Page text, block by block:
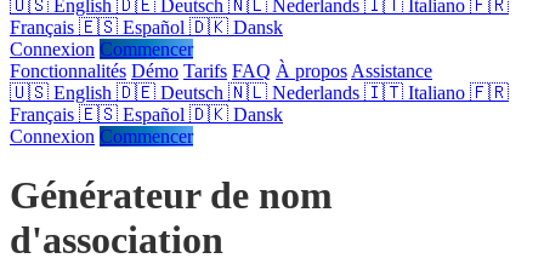
🇺🇸 English 🇩🇪 Deutsch 🇳🇱 Nederlands 🇮🇹 Italiano 🇫🇷
Français 🇪🇸 Español 🇩🇰 Dansk
Connexion Commencer
Fonctionnalités Démo Tarifs FAQ À propos Assistance
🇺🇸 English 🇩🇪 Deutsch 🇳🇱 Nederlands 🇮🇹 Italiano 🇫🇷
Français 🇪🇸 Español 🇩🇰 Dansk
Connexion Commencer
Générateur de nom
d'association